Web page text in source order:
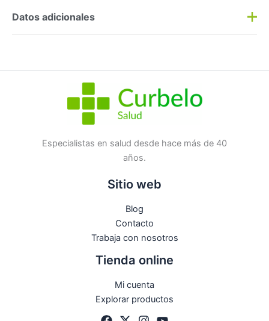
Preguntas y respuestas
No hay preguntas todavía
Datos adicionales
Especialistas en salud desde hace más de 40
años.
Sitio web
Blog
Contacto
Trabaja con nosotros
Tienda online
Mi cuenta
Explorar productos